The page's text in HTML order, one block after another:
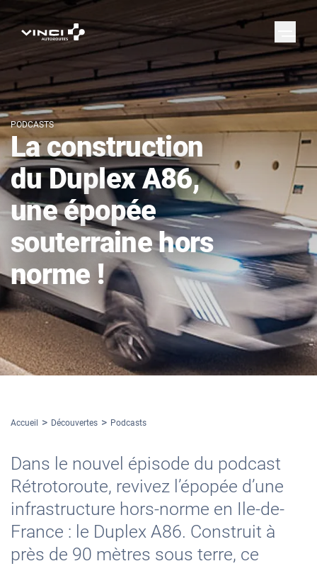
PODCASTS
La construction
du Duplex A86,
une épopée
souterraine hors
norme !
Accueil Découvertes Podcasts
Dans le nouvel épisode du podcast
Rétrotoroute, revivez l’épopée d’une
infrastructure hors-norme en Ile-de-
France : le Duplex A86. Construit à
près de 90 mètres sous terre, ce